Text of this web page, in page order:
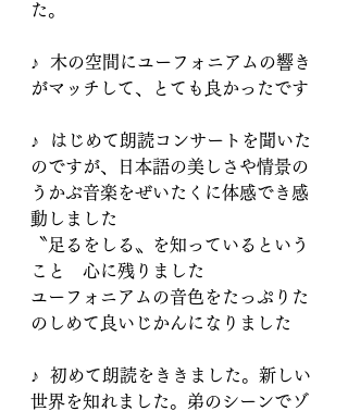
た。
♪  木の空間にユーフォニアムの響き
がマッチして、とても良かったです
♪  はじめて朗読コンサートを聞いた
のですが、日本語の美しさや情景の
うかぶ音楽をぜいたくに体感でき感
動しました
〝足るをしる〟を知っているという
こと　心に残りました
ユーフォニアムの音色をたっぷりた
のしめて良いじかんになりました
♪  初めて朗読をききました。新しい
世界を知れました。弟のシーンでゾ